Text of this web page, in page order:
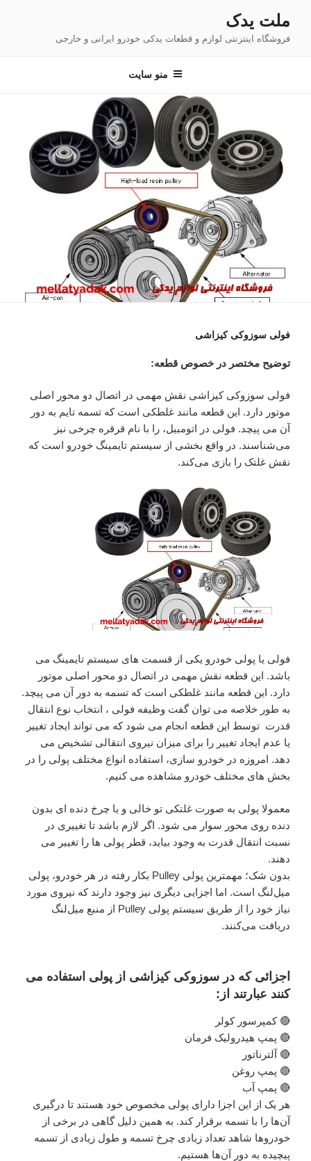
محتوا
ملت یدک
فروشگاه اینترنتی لوازم و قطعات یدکی خودرو ایرانی و خارجی
منو سایت
فولی سوزوکی کیزاشی
توضیح مختصر در خصوص قطعه:
فولی سوزوکی کیزاشی نقش مهمی در اتصال دو محور اصلی
موتور دارد. این قطعه مانند غلطکی است که تسمه تایم به دور
آن می پیچد. فولی در اتومبیل، را با نام قرقره چرخی نیز
می‌شناسند. در واقع بخشی از سیستم تایمینگ خودرو است که
نقش غلتک را بازی می‌کند.
فولی یا پولی خودرو یکی از قسمت های سیستم تایمینگ می
باشد. این قطعه نقش مهمی در اتصال دو محور اصلی موتور
دارد. این قطعه مانند غلطکی است که تسمه به دور آن می پیچد.
به طور خلاصه می توان گفت وظیفه فولی ، انتخاب نوع انتقال
قدرت توسط این قطعه انجام می شود که می تواند ایجاد تغییر
یا عدم ایجاد تغییر را برای میزان نیروی انتقالی تشخیص می
دهد. امروزه در خودرو سازی، استفاده انواع مختلف پولی را در
بخش های مختلف خودرو مشاهده می کنیم.
معمولا پولی به صورت غلتکی تو خالی و یا چرخ دنده ای بدون
دنده روی محور سوار می شود. اگر لازم باشد تا تغییری در
نسبت انتقال قدرت به وجود بیاید، قطر پولی ها را تغییر می
دهند.
بدون شک؛ مهمترین پولی Pulley بکار رفته در هر خودرو، پولی
میل‌لنگ است. اما اجزایی دیگری نیز وجود دارند که نیروی مورد
نیاز خود را از طریق سیستم پولی Pulley از منبع میل‌لنگ
دریافت می‌کنند.
اجزائی که در سوزوکی کیزاشی از پولی استفاده می
کنند عبارتند از:
🔴 کمپرسور کولر
🔴 پمپ هیدرولیک فرمان
🔴 آلترناتور
🔴 پمپ روغن
🔴 پمپ آب
هر یک از این اجزا دارای پولی مخصوص خود هستند تا درگیری
آن‌ها را با تسمه برقرار کند. به همین دلیل گاهی در برخی از
خودروها شاهد تعداد زیادی چرخ تسمه و طول زیادی از تسمه
پیچیده به دور آن‌ها هستیم.